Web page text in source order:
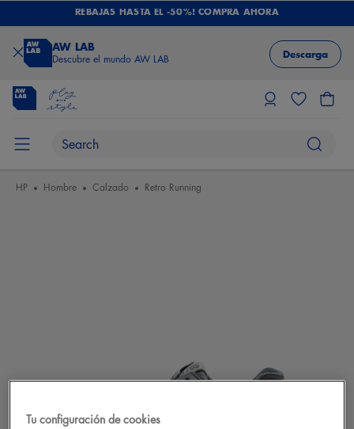
REBAJAS HASTA EL -50%! COMPRA AHORA
AW LAB
Descubre el mundo AW LAB Descarga
HP Hombre Calzado Retro Running
Tu configuración de cookies